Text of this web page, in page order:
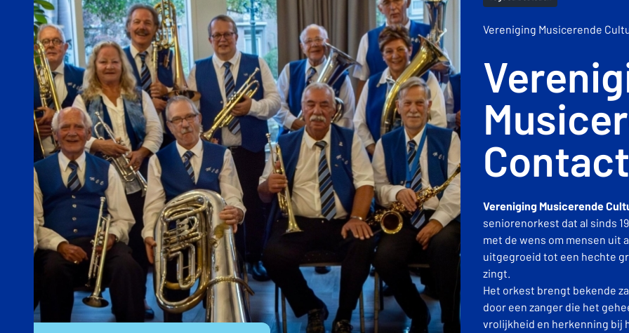
Vereniging Musicerende
Vereniging Musicerende
seniorenorkest dat al sinds
met de wens om mensen uit
uitgegroeid tot een hechte
zingt.
Het orkest brengt bekende
door een zanger die het
vrolijkheid en herkenning bij